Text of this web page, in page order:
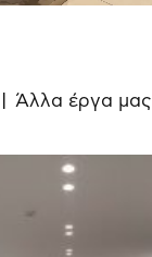
| Άλλα έργα μας